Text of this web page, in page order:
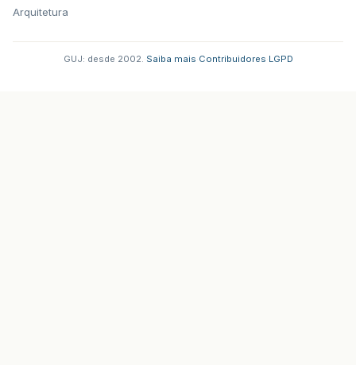
Arquitetura
GUJ: desde 2002. Saiba mais Contribuidores LGPD